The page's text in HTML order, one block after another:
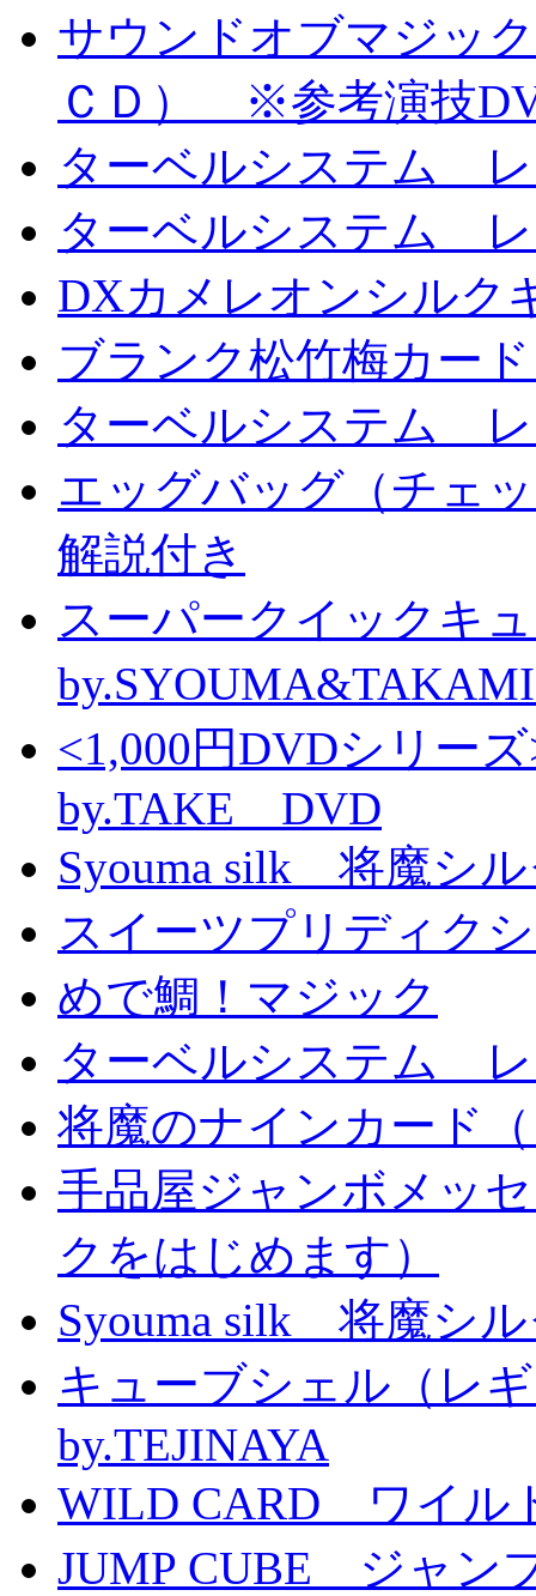
サウンドオブマジッ
ＣＤ） ※参考演技
ターベルシステム
ターベルシステム
DXカメレオンシル
ブランク松竹梅カー
ターベルシステム
エッグバッグ（チェ
解説付き
スーパークイックキ
<1,000円DVDシリ
by.TAKE DVD
Syouma silk 将魔シ
スイーツプリディク
めで鯛！マジック
ターベルシステム
将魔のナインカード
手品屋ジャンボメッ
クをはじめます）
Syouma silk 将魔シ
キューブシェル（レ
by.TEJINAYA
WILD CARD ワイル
JUMP CUBE ジャン